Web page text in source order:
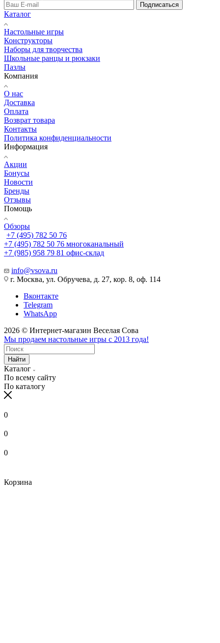
Подписаться
Каталог
Настольные игры
Конструкторы
Наборы для творчества
Школьные ранцы и рюкзаки
Пазлы
Компания
О нас
Доставка
Оплата
Возврат товара
Контакты
Политика конфиденциальности
Информация
Акции
Бонусы
Новости
Бренды
Отзывы
Помощь
Обзоры
+7 (495) 782 50 76
+7 (495) 782 50 76 многоканальный
+7 (985) 958 79 81 офис-склад
info@vsova.ru
г. Москва, ул. Обручева, д. 27, кор. 8, оф. 114
Вконтакте
Telegram
WhatsApp
2026 © Интернет-магазин Веселая Сова
Мы продаем настольные игры с 2013 года!
Найти
Каталог
По всему сайту
По каталогу
0
0
0
Корзина